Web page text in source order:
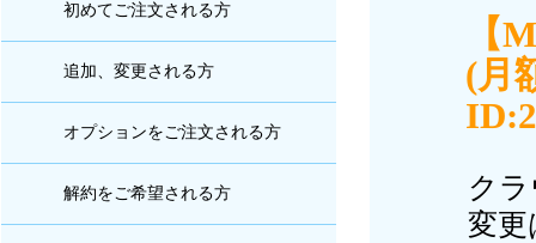
初めてご注文される方
追加、変更される方
オプションをご注文される方
解約をご希望される方
【
(月
ク
変